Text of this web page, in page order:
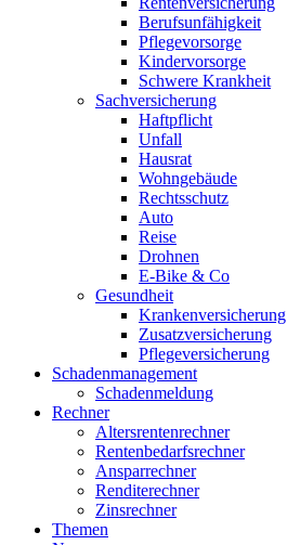
Berufsunfähigkeit
Pflegevorsorge
Kindervorsorge
Schwere Krankheit
Sachversicherung
Haftpflicht
Unfall
Hausrat
Wohngebäude
Rechtsschutz
Auto
Reise
Drohnen
E-Bike & Co
Gesundheit
Krankenversicherung
Zusatzversicherung
Pflegeversicherung
Schadenmanagement
Schadenmeldung
Rechner
Altersrentenrechner
Rentenbedarfsrechner
Ansparrechner
Renditerechner
Zinsrechner
Themen